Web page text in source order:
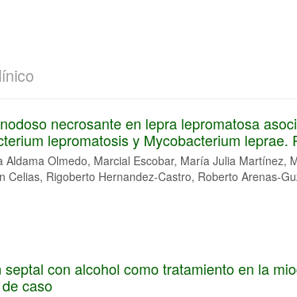
necrosante en lepra lepromatosa
lepromatosis y Mycobacterium leprae.
Aldama Olmedo, Marcial Escobar, María Julia Martínez,
Celias, Rigoberto Hernandez-Castro, Roberto Arenas-
septal con alcohol como tratamiento en la
caso